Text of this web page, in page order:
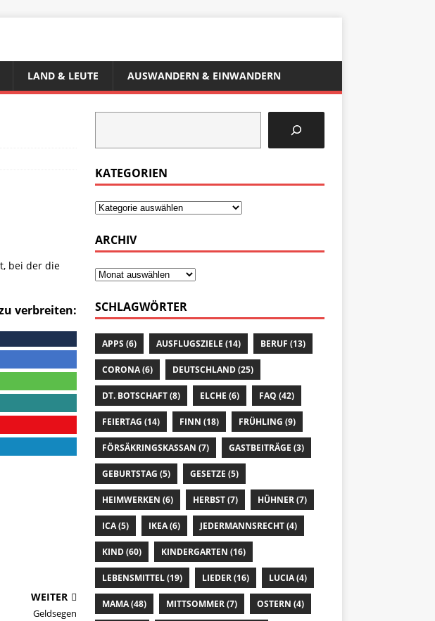
LAND & LEUTE AUSWANDERN & EINWANDERN
bei der die
verbreiten:
WEITER
Geldsegen
KATEGORIEN
ARCHIV
SCHLAGWÖRTER
APPS (6) AUSFLUGSZIELE (14) BERUF (13)
CORONA(6) DEUTSCHLAND(25)
DT. BOTSCHAFT(8) ELCHE (6) FAQ (42)
FEIERTAG (14) FINN (18) FRÜHLING (9)
FÖRSÄKRINGSKASSAN (7) GASTBEITRÄGE (3)
GEBURTSTAG (5) GESETZE (5)
HEIMWERKEN (6) HERBST(7) HÜHNER(7)
ICA(5) IKEA(6) JEDERMANNSRECHT(4)
KIND(60) KINDERGARTEN (16)
LEBENSMITTEL(19) LIEDER(16) LUCIA(4)
MAMA(48) MITTSOMMER(7) OSTERN (4)